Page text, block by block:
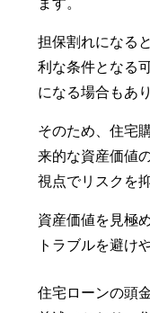
ます。
担保割れになる
利な条件となる
になる場合もあ
そのため、住宅
来的な資産価値
視点でリスクを
資産価値を見極
トラブルを避け
住宅ローンの頭